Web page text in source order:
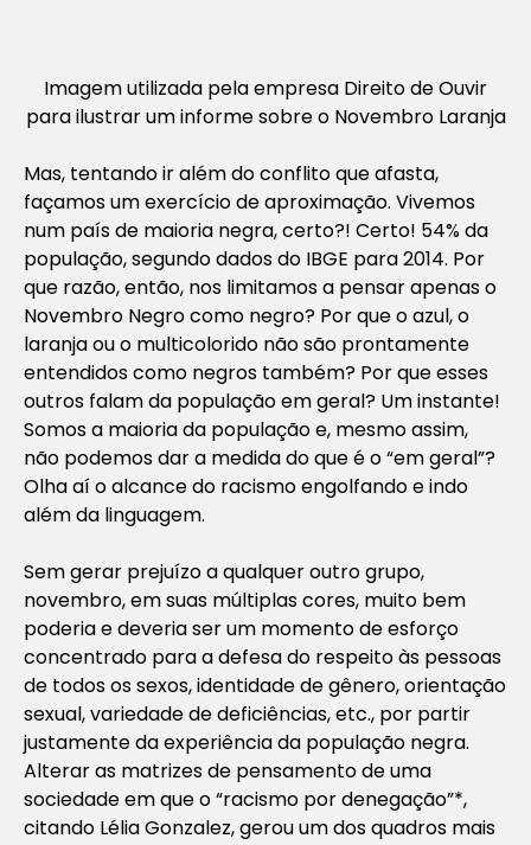
Imagem utilizada pela empresa Direito de Ouvir
para ilustrar um informe sobre o Novembro Laranja
Mas, tentando ir além do conflito que afasta,
façamos um exercício de aproximação. Vivemos
num país de maioria negra, certo?! Certo! 54% da
população, segundo dados do IBGE para 2014. Por
que razão, então, nos limitamos a pensar apenas o
Novembro Negro como negro? Por que o azul, o
laranja ou o multicolorido não são prontamente
entendidos como negros também? Por que esses
outros falam da população em geral? Um instante!
Somos a maioria da população e, mesmo assim,
não podemos dar a medida do que é o “em geral”?
Olha aí o alcance do racismo engolfando e indo
além da linguagem.
Sem gerar prejuízo a qualquer outro grupo,
novembro, em suas múltiplas cores, muito bem
poderia e deveria ser um momento de esforço
concentrado para a defesa do respeito às pessoas
de todos os sexos, identidade de gênero, orientação
sexual, variedade de deficiências, etc., por partir
justamente da experiência da população negra.
Alterar as matrizes de pensamento de uma
sociedade em que o “racismo por denegação”*,
citando Lélia Gonzalez, gerou um dos quadros mais